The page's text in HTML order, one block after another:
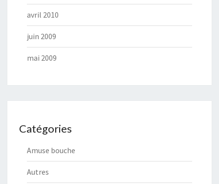
avril 2010
juin 2009
mai 2009
Catégories
Amuse bouche
Autres